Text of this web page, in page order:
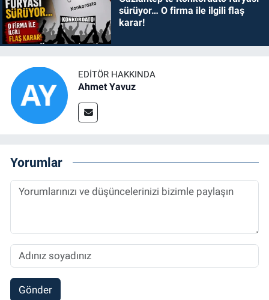
sürüyor… O firma ile ilgili flaş
karar!
EDITÖR HAKKINDA
Ahmet Yavuz
Yorumlar
Gönder